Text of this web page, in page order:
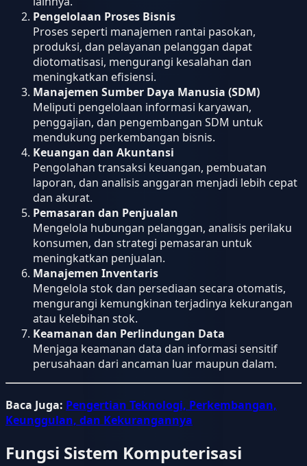
Pengelolaan Proses Bisnis
Proses seperti manajemen rantai pasokan,
produksi, dan pelayanan pelanggan dapat
diotomatisasi, mengurangi kesalahan dan
meningkatkan efisiensi.
Manajemen Sumber Daya Manusia (SDM)
Meliputi pengelolaan informasi karyawan,
penggajian, dan pengembangan SDM untuk
mendukung perkembangan bisnis.
Keuangan dan Akuntansi
Pengolahan transaksi keuangan, pembuatan
laporan, dan analisis anggaran menjadi lebih cepat
dan akurat.
Pemasaran dan Penjualan
Mengelola hubungan pelanggan, analisis perilaku
konsumen, dan strategi pemasaran untuk
meningkatkan penjualan.
Manajemen Inventaris
Mengelola stok dan persediaan secara otomatis,
mengurangi kemungkinan terjadinya kekurangan
atau kelebihan stok.
Keamanan dan Perlindungan Data
Menjaga keamanan data dan informasi sensitif
perusahaan dari ancaman luar maupun dalam.
Baca Juga: Pengertian Teknologi, Perkembangan,
Keunggulan, dan Kekurangannya
Fungsi Sistem Komputerisasi